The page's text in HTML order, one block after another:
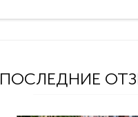
ПОСЛЕДНИЕ